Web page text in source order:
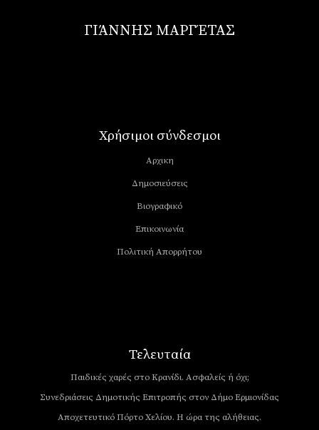
ΓΙΆΝΝΗΣ ΜΑΡΓΈΤΑΣ
Χρήσιμοι σύνδεσμοι
Αρχικη
Δημοσιεύσεις
Βιογραφικό
Επικοινωνία
Πολιτική Απορρήτου
Τελευταία
Παιδικές χαρές στο Κρανίδι. Ασφαλείς ή όχι;
Συνεδριάσεις Δημοτικής Επιτροπής στον Δήμο Ερμιονίδας
Αποχετευτικό Πόρτο Χελίου. Η ώρα της αλήθειας.